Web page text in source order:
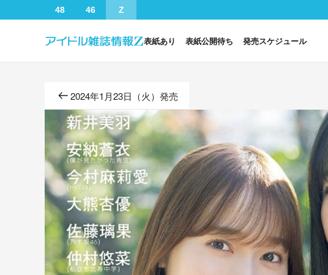
48 46 Z
表紙あり 表紙公開待ち 発売スケジュール
2024年1月23日（火）発売